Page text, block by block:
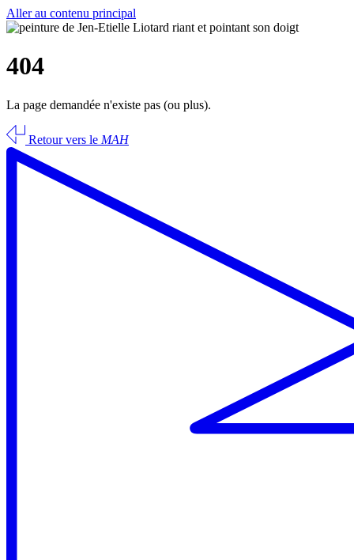
Aller au contenu principal
404
La page demandée n'existe pas (ou plus).
Retour vers le MAH